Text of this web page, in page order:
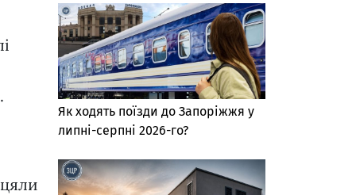
Як ходять поїзди до Запоріжжя у
липні-серпні 2026-го?